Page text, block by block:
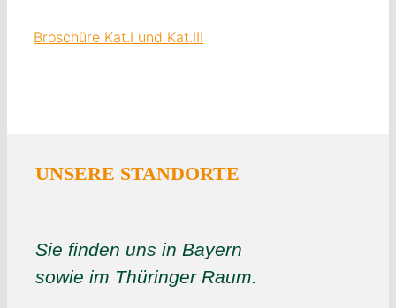
Broschüre Kat.I und Kat.III
UNSERE STANDORTE
Sie finden uns in Bayern
sowie im Thüringer Raum.